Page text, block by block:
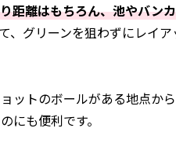
距離はもちろん、池やバン
、グリーンを狙わずにレイ
ットのボールがある地点か
にも便利です。